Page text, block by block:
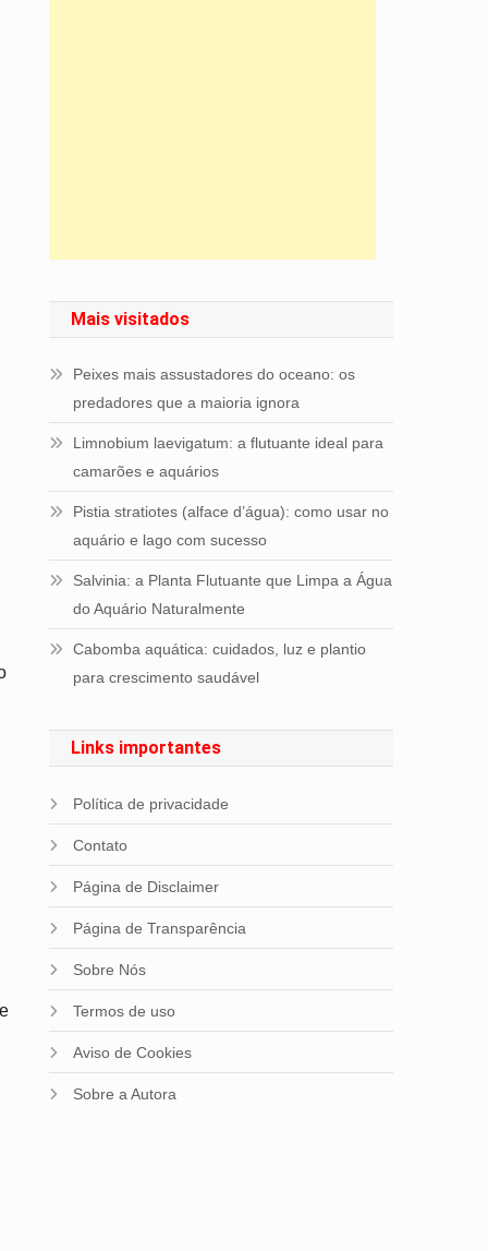
Mais visitados
Peixes mais assustadores do oceano: os
predadores que a maioria ignora
Limnobium laevigatum: a flutuante ideal para
camarões e aquários
Pistia stratiotes (alface d’água): como usar no
aquário e lago com sucesso
Salvinia: a Planta Flutuante que Limpa a Água
do Aquário Naturalmente
Cabomba aquática: cuidados, luz e plantio
para crescimento saudável
Links importantes
Política de privacidade
Contato
Página de Disclaimer
Página de Transparência
Sobre Nós
Termos de uso
Aviso de Cookies
Sobre a Autora